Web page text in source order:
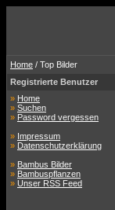
Home / Top Bilder
Registrierte Benutzer
» Home
» Suchen
» Password vergessen
» Impressum
» Datenschutzerklärung
» Bambus Bilder
» Bambuspflanzen
» Unser RSS Feed